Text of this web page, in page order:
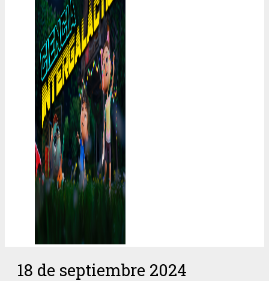
18 de septiembre 2024